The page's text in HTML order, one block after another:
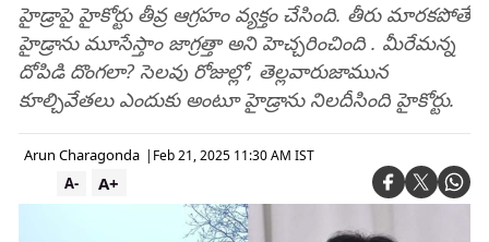
హైడ్రాపై హైకోర్టు తీవ్ర ఆగ్రహం వ్యక్తం చేసింది. తీరు మారకపోతే
హైడ్రాను మూసేస్తాం జాగ్రత్తా అని హెచ్చరించింది . మీరేమన్న
దోపిడి దొంగలా? సెలవు రోజుల్లో, తెల్లవారుజామున
కూల్చివేతలు ఎందుకు అంటూ హైడ్రాను నిలదీసింది హైకోర్టు.
Arun Charagonda | Feb 21, 2025 11:30 AM IST
A+
A-